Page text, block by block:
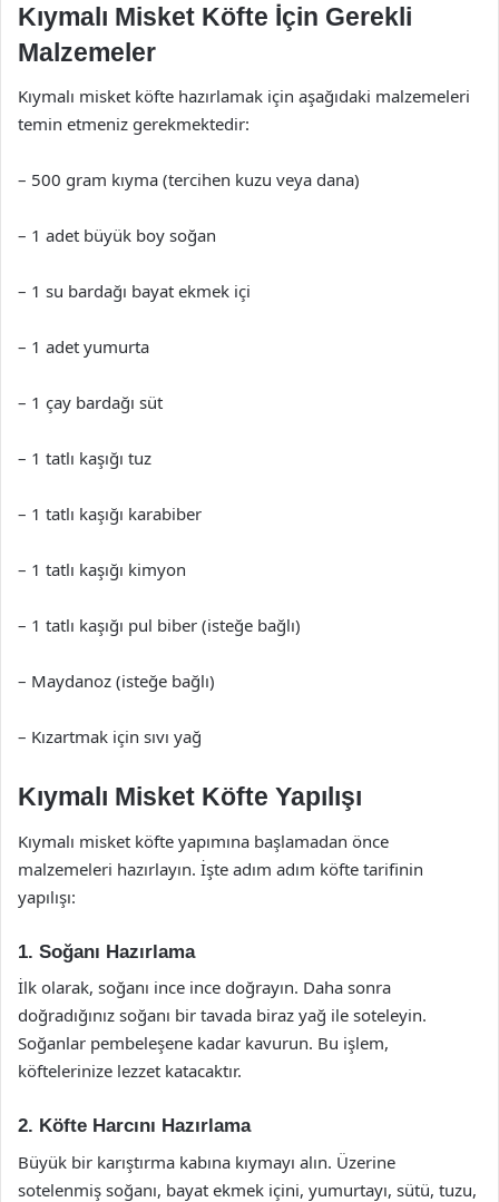
Kıymalı Misket Köfte İçin Gerekli
Malzemeler
Kıymalı misket köfte hazırlamak için aşağıdaki malzemeleri
temin etmeniz gerekmektedir:
– 500 gram kıyma (tercihen kuzu veya dana)
– 1 adet büyük boy soğan
– 1 su bardağı bayat ekmek içi
– 1 adet yumurta
– 1 çay bardağı süt
– 1 tatlı kaşığı tuz
– 1 tatlı kaşığı karabiber
– 1 tatlı kaşığı kimyon
– 1 tatlı kaşığı pul biber (isteğe bağlı)
– Maydanoz (isteğe bağlı)
– Kızartmak için sıvı yağ
Kıymalı Misket Köfte Yapılışı
Kıymalı misket köfte yapımına başlamadan önce
malzemeleri hazırlayın. İşte adım adım köfte tarifinin
yapılışı:
1. Soğanı Hazırlama
İlk olarak, soğanı ince ince doğrayın. Daha sonra
doğradığınız soğanı bir tavada biraz yağ ile soteleyin.
Soğanlar pembeleşene kadar kavurun. Bu işlem,
köftelerinize lezzet katacaktır.
2. Köfte Harcını Hazırlama
Büyük bir karıştırma kabına kıymayı alın. Üzerine
sotelenmiş soğanı, bayat ekmek içini, yumurtayı, sütü, tuzu,